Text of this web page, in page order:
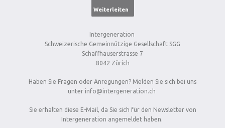
Weiterleiten
Intergeneration
Schweizerische Gemeinnützige Gesellschaft SGG
Schaffhauserstrasse 7
8042 Zürich
Haben Sie Fragen oder Anregungen? Melden Sie sich bei uns
unter info@intergeneration.ch
Sie erhalten diese E-Mail, da Sie sich für den Newsletter von
Intergeneration angemeldet haben.